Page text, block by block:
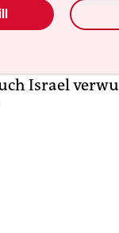
Ein
Israel